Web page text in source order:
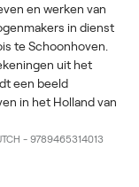
en werken van
in dienst
te Schoonhoven.
uit het
een beeld
in het Holland van
- 9789465314013